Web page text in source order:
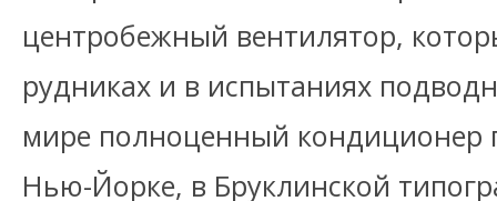
центробежный вентилятор,
рудниках и в испытаниях
мире полноценный кондиционер
Нью-Йорке, в Бруклинской